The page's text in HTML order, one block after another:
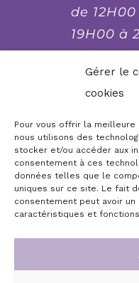
Gérer le
cookies
Pour vous offrir la
nous utilisons des
stocker et/ou accéder aux
consentement à ces
données telles que le
uniques sur ce site. Le fait
consentement peut avoir
caractéristiques et
de
19H00 à
fermé le
soir et
Accueil
Commande de
Boutique
Infos